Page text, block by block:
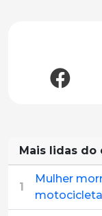
Mais lidas do
1
Mulher
motocicleta